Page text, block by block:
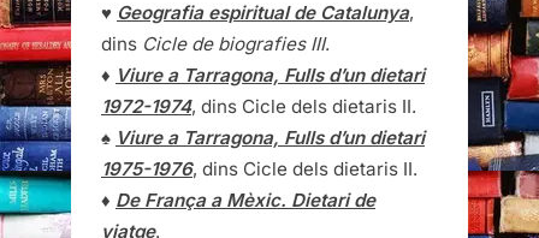
♥ Geografia espiritual de Catalunya,
dins Cicle de biografies III.
♦ Viure a Tarragona, Fulls d’un dietari
1972-1974, dins Cicle dels dietaris II.
♠ Viure a Tarragona, Fulls d’un dietari
1975-1976, dins Cicle dels dietaris II.
♦ De França a Mèxic. Dietari de
viatge.